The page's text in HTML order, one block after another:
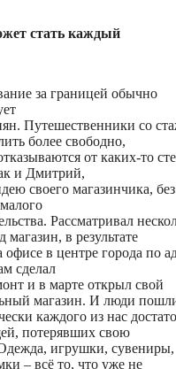
стать каждый
за границей обычно
Путешественники со
более свободно,
от каких-то
и Дмитрий,
своего магазинчика, без
Рассматривал
в результате
офисе в центре города по
сделал
и в марте открыл свой
магазин. И люди
каждого из нас
потерявших свою
игрушки, сувениры,
– всё то, что уже не